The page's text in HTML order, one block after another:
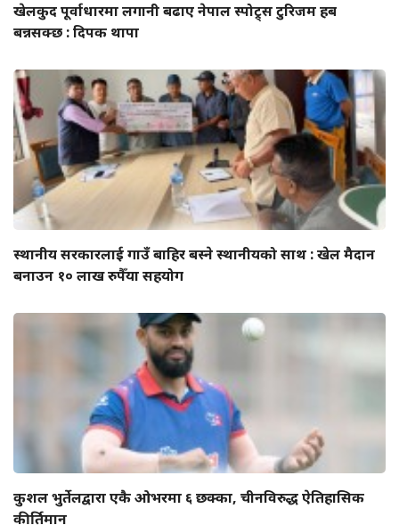
खेलकुद पूर्वाधारमा लगानी बढाए नेपाल स्पोट्र्स टुरिजम हब
बन्नसक्छ : दिपक थापा
स्थानीय सरकारलाई गाउँ बाहिर बस्ने स्थानीयको साथ : खेल मैदान
बनाउन १० लाख रुपैँया सहयोग
कुशल भुर्तेलद्वारा एकै ओभरमा ६ छक्का, चीनविरुद्ध ऐतिहासिक
कीर्तिमान